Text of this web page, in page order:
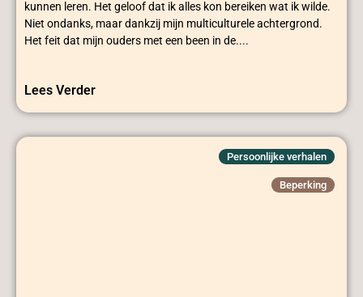
kunnen leren. Het geloof dat ik alles kon bereiken wat ik wilde.
Niet ondanks, maar dankzij mijn multiculturele achtergrond.
Het feit dat mijn ouders met een been in de....
Lees Verder
Persoonlijke verhalen
Beperking